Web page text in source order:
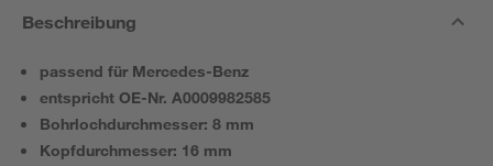
Beschreibung
passend für Mercedes-Benz
entspricht OE-Nr. A0009982585
Bohrlochdurchmesser: 8 mm
Kopfdurchmesser: 16 mm